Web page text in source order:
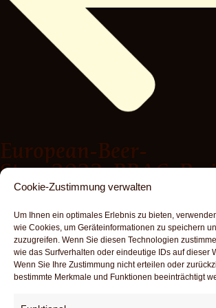
Cookie-Zustimmung verwalten
Um Ihnen ein optimales Erlebnis zu bieten,
wie Cookies, um Geräteinformationen zu speichern
zuzugreifen. Wenn Sie diesen Technologien
wie das Surfverhalten oder eindeutige IDs auf dieser
Wenn Sie Ihre Zustimmung nicht erteilen oder
bestimmte Merkmale und Funktionen beeinträchtigt
European-Beer-